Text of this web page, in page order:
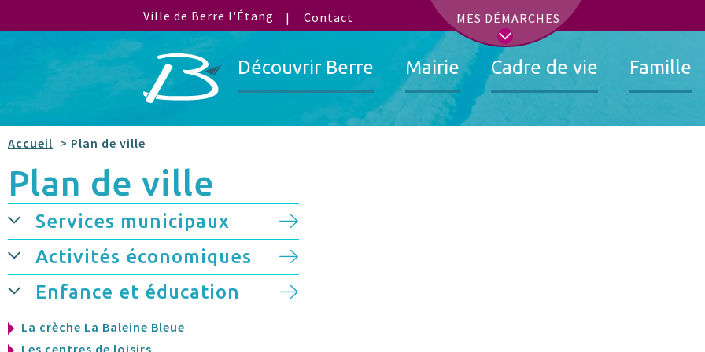
Ville de Berre l'Étang MES DÉMARCHES
Contact
Découvrir Berre Mairie Cadre de vie Famille
Accueil > Plan de ville
Plan de ville
Services municipaux
Activités économiques
Enfance et éducation
La crèche La Baleine Bleue